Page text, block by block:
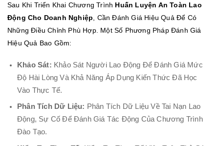
Sau Khi Triển Khai Chương Trình Huấn Luyện An Toàn Lao
Động Cho Doanh Nghiệp, Cần Đánh Giá Hiệu Quả Để Có
Những Điều Chỉnh Phù Hợp. Một Số Phương Pháp Đánh Giá
Hiệu Quả Bao Gồm:
Khảo Sát: Khảo Sát Người Lao Động Để Đánh Giá Mức
Độ Hài Lòng Và Khả Năng Áp Dụng Kiến Thức Đã Học
Vào Thực Tế.
Phân Tích Dữ Liệu: Phân Tích Dữ Liệu Về Tai Nạn Lao
Động, Sự Cố Để Đánh Giá Tác Động Của Chương Trình
Đào Tạo.